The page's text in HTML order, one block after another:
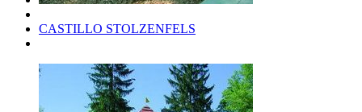
CASTILLO STOLZENFELS